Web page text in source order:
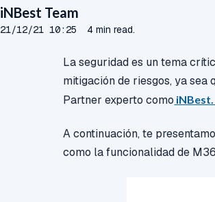
iNBest Team
21/12/21 10:25 4 min read.
La seguridad es un tema
mitigación de riesgos, ya sea
Partner experto como iNBest.
A continuación, te
como la funcionalidad de